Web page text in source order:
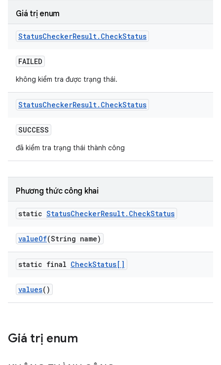
Giá trị enum
StatusCheckerResult. CheckStatus
FAILED
không kiểm tra được trạng thái.
StatusCheckerResult. CheckStatus
SUCCESS
đã kiểm tra trạng thái thành công
Phương thức công khai
static StatusCheckerResult. CheckStatus
valueOf(String name)
static final CheckStatus[]
values()
Giá trị enum